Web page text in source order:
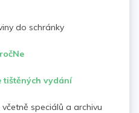
do schránky
tištěných vydání
speciálů a archivu